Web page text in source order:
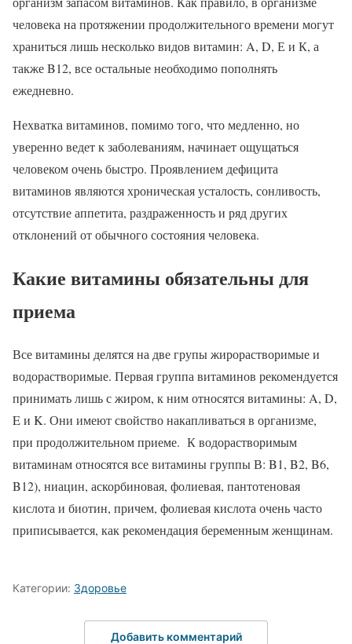
человека на протяжении продолжительного времени могут
храниться лишь несколько видов витамин: A, D, Е и К, а
также B12, все остальные необходимо пополнять
ежедневно.
Нехватка витаминов, помимо того, что медленно, но
уверенно ведет к заболеваниям, начинает ощущаться
человеком очень быстро. Проявлением дефицита
витаминов являются хроническая усталость, сонливость,
отсутствие аппетита, раздраженность и ряд других
отклонений от обычного состояния человека.
Какие витамины обязательны для
приема
Все витамины делятся на две групы жирорастворимые и
водорастворимые. Первая группа витаминов рекомендуется
принимать лишь с жиром, к ним относятся витамины: A, D,
E и K. Они имеют свойство накапливаться в организме,
при продолжительном приеме. К водорастворимым
витаминам относятся все витамины группы В: B1, B2, B6,
B12), ниацин, аскорбиновая, фолиевая, пантотеновая
кислота и биотин, причем, фолиевая кислота очень часто
приписывается, как рекомендация беременным женщинам.
Категории: Здоровье
Добавить комментарий